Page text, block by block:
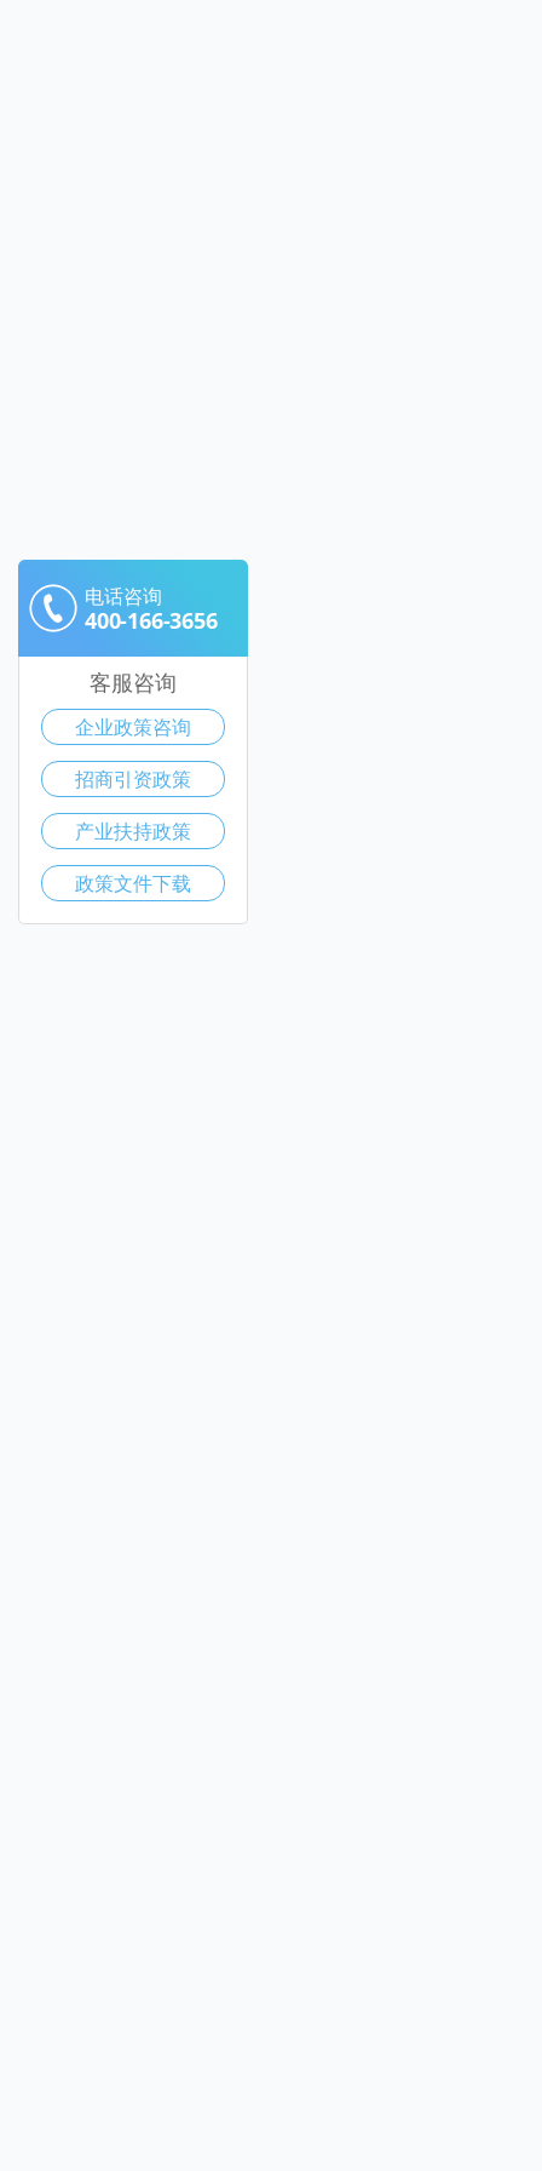
电话咨询
400-166-3656
客服咨询
企业政策咨询
招商引资政策
产业扶持政策
政策文件下载